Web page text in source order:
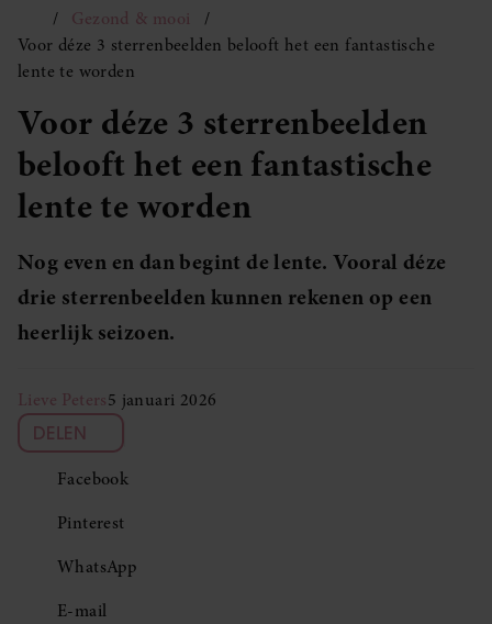
Gezond & mooi
Voor déze 3 sterrenbeelden belooft het een fantastische
lente te worden
Voor déze 3 sterrenbeelden
belooft het een fantastische
lente te worden
Nog even en dan begint de lente. Vooral déze
drie sterrenbeelden kunnen rekenen op een
heerlijk seizoen.
Lieve Peters5 januari 2026
DELEN
Facebook
Pinterest
WhatsApp
E-mail